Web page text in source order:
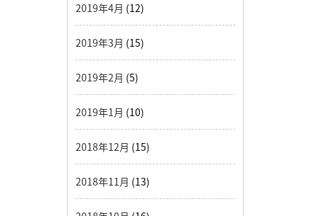
2019年4月 (12)
2019年3月 (15)
2019年2月 (5)
2019年1月 (10)
2018年12月 (15)
2018年11月 (13)